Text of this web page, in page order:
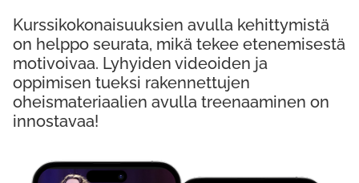
Kurssikokonaisuuksien avulla kehittymistä
on helppo seurata, mikä tekee etenemisestä
motivoivaa. Lyhyiden videoiden ja
oppimisen tueksi rakennettujen
oheismateriaalien avulla treenaaminen on
innostavaa!